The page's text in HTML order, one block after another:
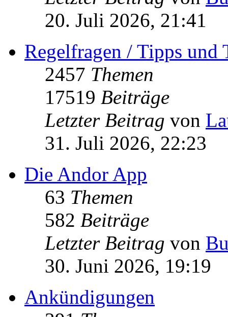
20. Juli 2026, 21:41
Regelfragen / Tipps und
2457 Themen
17519 Beiträge
Letzter Beitrag von
31. Juli 2026, 22:23
Die Andor App
63 Themen
582 Beiträge
Letzter Beitrag von
30. Juni 2026, 19:19
Ankündigungen